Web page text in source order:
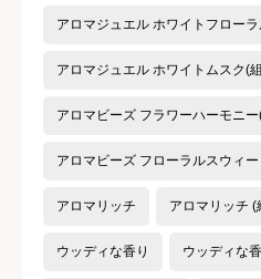
アロマジュエル ホワイトフロー
アロマジュエル ホワイトムスク(
アロマビーズ フラワーハーモニ
アロマビーズ フローラルスウィ
アロマリッチ アロマリッチ (
ウッディな香り ウッディな